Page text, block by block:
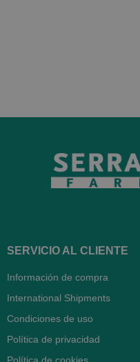
SERVICIO AL CLIENTE
Información de compra
International Shipments
Condiciones de uso
Política de privacidad